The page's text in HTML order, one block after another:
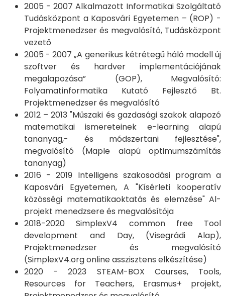
2005 - 2007 Alkalmazott Informatikai Szolgáltató
Tudásközpont a Kaposvári Egyetemen – (ROP) -
Projektmenedzser és megvalósító, Tudásközpont
vezető
2005 - 2007 „A generikus kétrétegű háló modell új
szoftver és hardver implementációjának
megalapozása” (GOP), Megvalósító:
Folyamatinformatika Kutató Fejlesztő Bt.
Projektmenedzser és megvalósító
2012 – 2013 "Műszaki és gazdasági szakok alapozó
matematikai ismereteinek e-learning alapú
tananyag,- és módszertani fejlesztése",
megvalósító (Maple alapú optimumszámítás
tananyag)
2016 - 2019 Intelligens szakosodási program a
Kaposvári Egyetemen, A "Kísérleti kooperatív
közösségi matematikaoktatás és elemzése" Al-
projekt menedzsere és megvalósítója
2018-2020 SimplexV4 common free Tool
development and Day, (Visegrádi Alap),
Projektmenedzser és megvalósító
(SimplexV4.org online asszisztens elkészítése)
2020 - 2023 STEAM-BOX Courses, Tools,
Resources for Teachers, Erasmus+ projekt,